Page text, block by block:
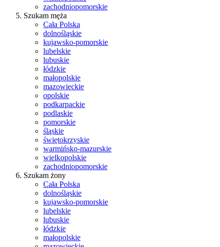
zachodniopomorskie
Szukam męża
Cała Polska
dolnośląskie
kujawsko-pomorskie
lubelskie
lubuskie
łódzkie
małopolskie
mazowieckie
opolskie
podkarpackie
podlaskie
pomorskie
śląskie
świętokrzyskie
warmińsko-mazurskie
wielkopolskie
zachodniopomorskie
Szukam żony
Cała Polska
dolnośląskie
kujawsko-pomorskie
lubelskie
lubuskie
łódzkie
małopolskie